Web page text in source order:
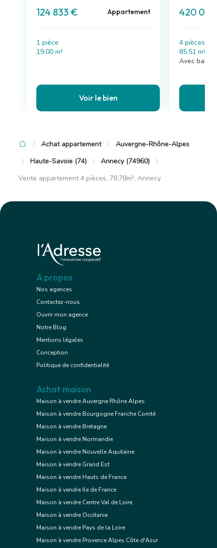
124 833 € Appartement
1 pièce
19.00 m²
Voir le bien
420
4 pièces , 3
85.51 m²
Avec
Achat appartement
Auvergne-Rhône-Alpes
Haute-Savoie (74)
Annecy (74960)
Vente appartement 4 pièces, 78.78m², Annecy
A propos
Nos agences
Contactez-nous
Ouvrir mon agence
Notre Blog
Mentions légales
Conception
Politique de confidentialité
Achat maison
Maison à vendre Auvergne Rhône Alpes
Maison à vendre Bourgogne Franche Comté
Maison à vendre Bretagne
Maison à vendre Normandie
Maison à vendre Nouvelle Aquitaine
Maison à vendre Grand Est
Maison à vendre Hauts de France
Maison à vendre Ile de France
Maison à vendre Centre Val de Loire
Maison à vendre Occitanie
Maison à vendre Pays de la Loire
Maison à vendre Provence Alpes Côte d'Azur